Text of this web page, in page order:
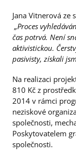
Jana Vitnerová ze
„Proces
čas potrvá. Není
aktivistickou.
pasivisty, získali
Na realizaci
810 Kč z
2014 v rámci
neziskové
společnosti,
Poskytovatelem
společnosti.